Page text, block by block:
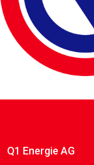
Q1 Energie AG